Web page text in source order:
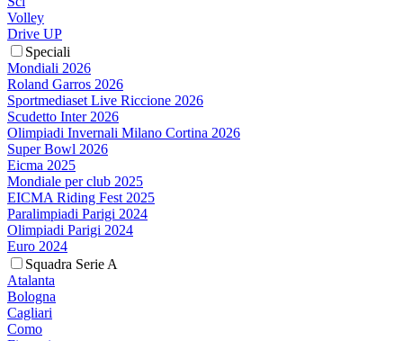
Volley
Drive UP
Speciali
Mondiali 2026
Roland Garros 2026
Sportmediaset Live Riccione 2026
Scudetto Inter 2026
Olimpiadi Invernali Milano Cortina 2026
Super Bowl 2026
Eicma 2025
Mondiale per club 2025
EICMA Riding Fest 2025
Paralimpiadi Parigi 2024
Olimpiadi Parigi 2024
Euro 2024
Squadra Serie A
Atalanta
Bologna
Cagliari
Como